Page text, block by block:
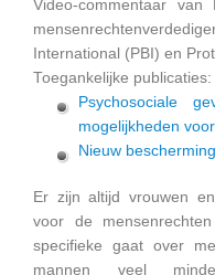
Video-commentaar
International (PBI) en
Toegankelijke publicaties:
Psychosociale
mogelijkheden
Nieuw
Er zijn altijd vrouwen
voor de
specifieke gaat over
mannen veel